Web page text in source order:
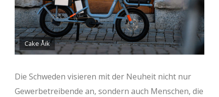
Cake Åik
Die Schweden visieren mit der Neuheit nicht nur
Gewerbetreibende an, sondern auch Menschen, die